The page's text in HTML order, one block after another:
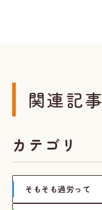
関連記事
カテゴリ
そもそも過労って